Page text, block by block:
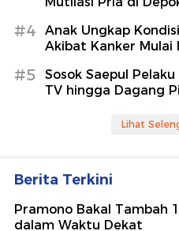
#4
Anak Ungkap
Akibat Kanker Mulai
#5
Sosok Saepul
TV hingga Dagang
Lihat
Berita Terkini
Pramono Bakal Tambah
dalam Waktu Dekat